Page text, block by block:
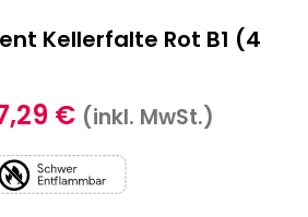
Kellerfalte Rot B1 (4
€ (inkl. MwSt.)